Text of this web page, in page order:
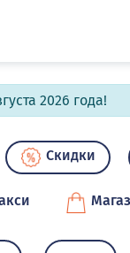
2026 года!
Скидки